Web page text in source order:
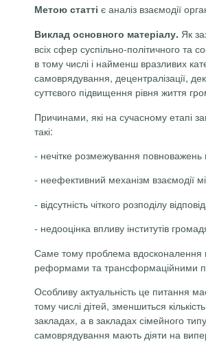
Метою статті є аналіз взаємодії
Виклад основного матеріалу. Як
всіх сфер суспільно-політичного та
в тому числі і найменш вразливих
самоврядування, децентралізації,
суттєвого підвищення рівня життя
Причинами, які на сучасному етапі
такі:
- нечітке розмежування
- неефективний механізм взаємодії
- відсутність чіткого розподілу
- недооцінка впливу інститутів
Саме тому проблема вдосконалення
реформами та трансформаційними
Особливу актуальність це питання
тому числі дітей, зменшиться
закладах, а в закладах сімейного
самоврядування мають діяти на